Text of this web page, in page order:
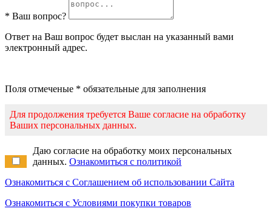
* Ваш вопрос?
Ответ на Ваш вопрос будет выслан на указанный вами
электронный адрес.
Поля отмеченые * обязательные для заполнения
Для продолжения требуется Ваше согласие на обработку
Ваших персональных данных.
Даю согласие на обработку моих персональных
данных. Ознакомиться с политикой
Ознакомиться с Соглашением об использовании Сайта
Ознакомиться с Условиями покупки товаров